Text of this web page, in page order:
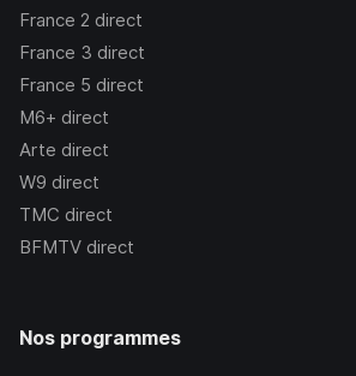
France 2 direct
France 3 direct
France 5 direct
M6+ direct
Arte direct
W9 direct
TMC direct
BFMTV direct
Nos programmes